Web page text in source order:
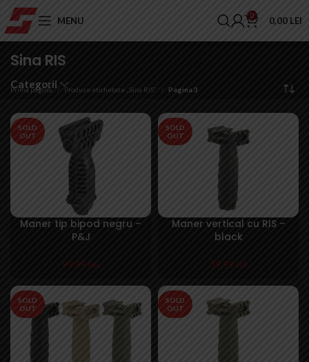
MENU 0 0,00 LEI
Sina RIS
Categorii
Prima pagină Produse etichetate „Sina RIS” Pagina 3
SOLD
OUT
Maner tip bipod negru –
P&J
99,99 lei
SOLD
OUT
Maner vertical cu RIS –
black
39,99 lei
SOLD
OUT
SOLD
OUT